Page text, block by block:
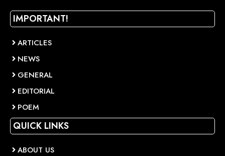
IMPORTANT!
ARTICLES
NEWS
GENERAL
EDITORIAL
POEM
QUICK LINKS
ABOUT US